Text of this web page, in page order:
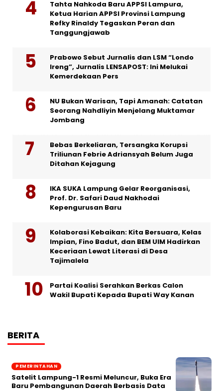
Tahta Nahkoda Baru APPSI Lampura,
Ketua Harian APPSI Provinsi Lampung
Refky Rinaldy Tegaskan Peran dan
Tanggungjawab
Prabowo Sebut Jurnalis dan LSM “Londo
Ireng”, Jurnalis LENSAPOST: Ini Melukai
Kemerdekaan Pers
NU Bukan Warisan, Tapi Amanah: Catatan
Seorang Nahdliyin Menjelang Muktamar
Jombang
Bebas Berkeliaran, Tersangka Korupsi
Triliunan Febrie Adriansyah Belum Juga
Ditahan Kejagung
IKA SUKA Lampung Gelar Reorganisasi,
Prof. Dr. Safari Daud Nakhodai
Kepengurusan Baru
Kolaborasi Kebaikan: Kita Bersuara, Kelas
Impian, Fino Badut, dan BEM UIM Hadirkan
Keceriaan Lewat Literasi di Desa
Tajimalela
Partai Koalisi Serahkan Berkas Calon
Wakil Bupati Kepada Bupati Way Kanan
BERITA
PEMERINTAHAN
Satelit Lampung-1 Resmi Meluncur, Buka Era
Baru Pembangunan Daerah Berbasis Data